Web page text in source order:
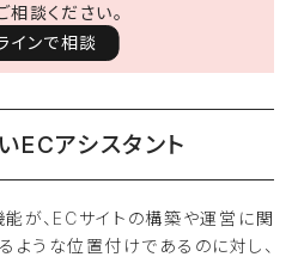
相談ください。
インで相談
アシスタント
が、ECサイトの構築や運営に関
ような位置付けであるのに対し、